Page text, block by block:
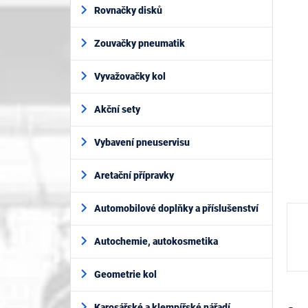
í
e
Rovnačky disků
Zouvačky pneumatik
Vyvažovačky kol
Akční sety
Vybavení pneuservisu
Aretační přípravky
Automobilové doplňky a příslušenství
Autochemie, autokosmetika
Geometrie kol